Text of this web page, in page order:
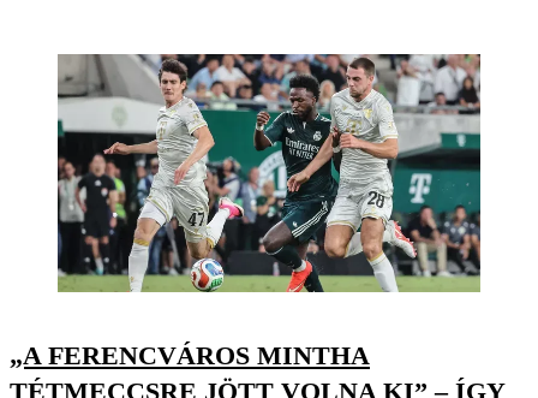
„A FERENCVÁROS MINTHA
TÉTMECCSRE JÖTT VOLNA KI” – ÍGY